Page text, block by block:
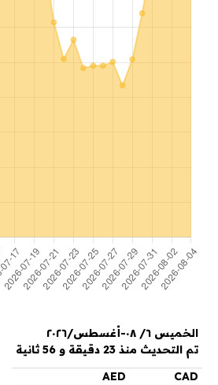
الخميس ٦/ ٠٨-أغسطس/٢٠٢٦
تم التحديث منذ 23 دقيقة و 56 ثانية
CAD
AED